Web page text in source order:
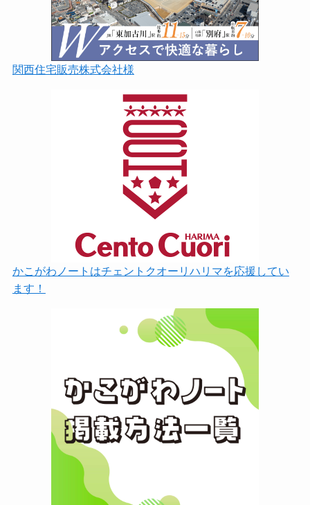
関西住宅販売株式会社様
かこがわノートはチェントクオーリハリマを応援してい
ます！